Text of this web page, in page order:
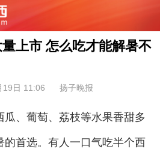
上市 怎么吃才能解暑不
19日 11:06 扬子晚报
、葡萄、荔枝等水果香甜多
的首选。有人一口气吃半个西